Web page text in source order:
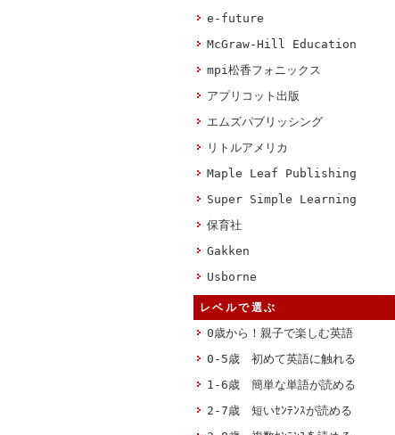
e-future
McGraw-Hill Education
mpi松香フォニックス
アプリコット出版
エムズパブリッシング
リトルアメリカ
Maple Leaf Publishing
Super Simple Learning
保育社
Gakken
Usborne
レベルで選ぶ
0歳から！親子で楽しむ英語
0-5歳 初めて英語に触れる
1-6歳 簡単な単語が読める
2-7歳 短いｾﾝﾃﾝｽが読める